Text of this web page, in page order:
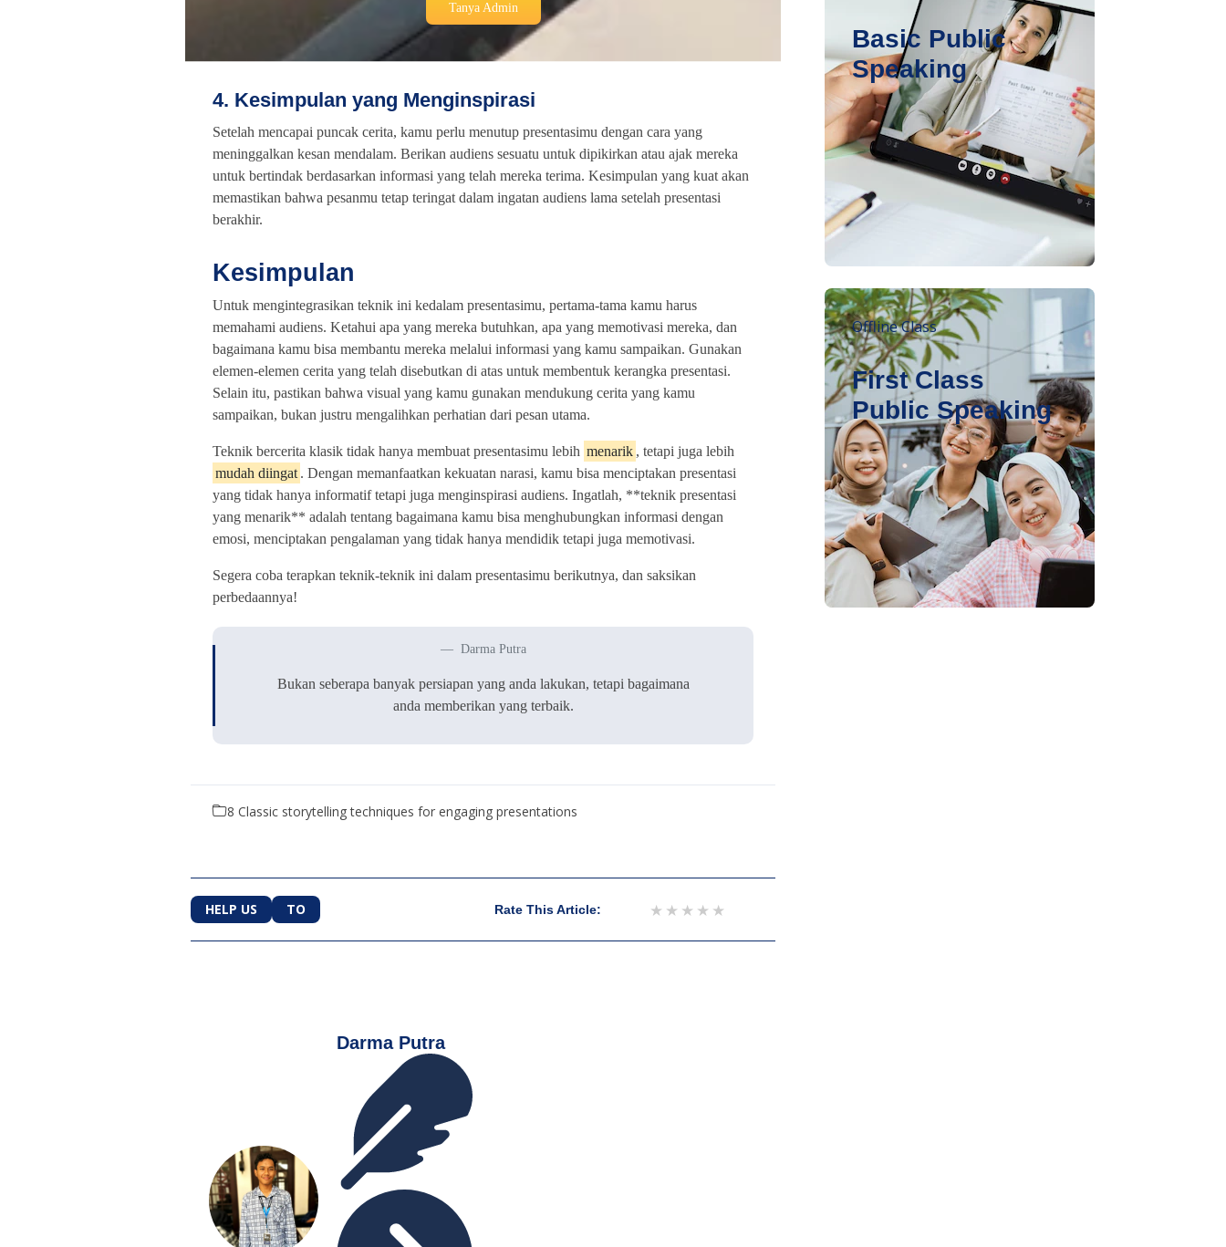
Tanya Admin
4. Kesimpulan yang Menginspirasi
Setelah mencapai puncak cerita, kamu perlu menutup presentasimu dengan cara yang
meninggalkan kesan mendalam. Berikan audiens sesuatu untuk dipikirkan atau ajak mereka
untuk bertindak berdasarkan informasi yang telah mereka terima. Kesimpulan yang kuat akan
memastikan bahwa pesanmu tetap teringat dalam ingatan audiens lama setelah presentasi
berakhir.
Kesimpulan
Untuk mengintegrasikan teknik ini kedalam presentasimu, pertama-tama kamu harus
memahami audiens. Ketahui apa yang mereka butuhkan, apa yang memotivasi mereka, dan
bagaimana kamu bisa membantu mereka melalui informasi yang kamu sampaikan. Gunakan
elemen-elemen cerita yang telah disebutkan di atas untuk membentuk kerangka presentasi.
Selain itu, pastikan bahwa visual yang kamu gunakan mendukung cerita yang kamu
sampaikan, bukan justru mengalihkan perhatian dari pesan utama.
Teknik bercerita klasik tidak hanya membuat presentasimu lebih menarik , tetapi juga lebih
mudah diingat . Dengan memanfaatkan kekuatan narasi, kamu bisa menciptakan presentasi
yang tidak hanya informatif tetapi juga menginspirasi audiens. Ingatlah, **teknik presentasi
yang menarik** adalah tentang bagaimana kamu bisa menghubungkan informasi dengan
emosi, menciptakan pengalaman yang tidak hanya mendidik tetapi juga memotivasi.
Segera coba terapkan teknik-teknik ini dalam presentasimu berikutnya, dan saksikan
perbedaannya!
Darma Putra
Bukan seberapa banyak persiapan yang anda lakukan, tetapi bagaimana
anda memberikan yang terbaik.
8 Classic storytelling techniques for engaging presentations
HELP US TO Rate This Article: 4 stars
3 stars
2 stars
1 star
Darma Putra
Basic Public
Speaking
Offline Class
First Class
Public Speaking